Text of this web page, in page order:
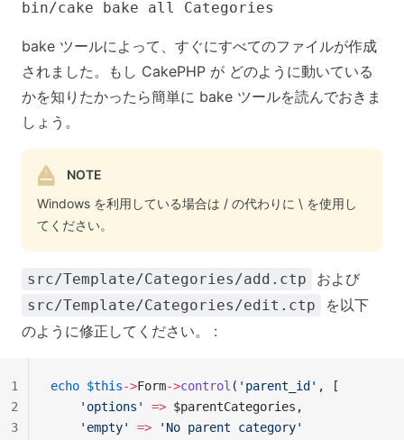
bake ツールによって、すぐにすべてのファイルが作成
されました。もし CakePHP が どのように動いている
かを知りたかったら簡単に bake ツールを読んでおきま
しょう。
NOTE
Windows を利用している場合は / の代わりに \ を使用し
てください。
src/Template/Categories/add.ctp および
src/Template/Categories/edit.ctp
を以下
のように修正してください。 :
echo $this->Form->control ( 'parent_id' , [
    'options'
=> $parentCategories,
    'empty'
=> 'No parent category'
1
2
3